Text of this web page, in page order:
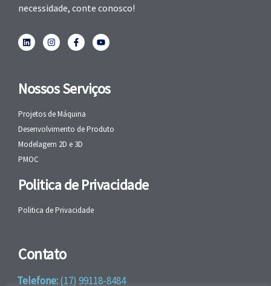
necessidade, conte conosco!
Nossos Serviços
Projetos de Máquina
Desenvolvimento de Produto
Modelagem 2D e 3D
PMOC
Politica de Privacidade
Politica de Privacidade
Contato
Telefone:(17) 99118-8484